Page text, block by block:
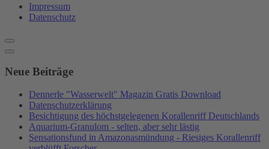
Impressum
Datenschutz
Neue Beiträge
Dennerle "Wasserwelt" Magazin Gratis Download
Datenschutzerklärung
Besichtigung des höchstgelegenen Korallenriff Deutschlands
Aquarium-Granulom - selten, aber sehr lästig
Sensationsfund in Amazonasmündung - Riesiges Korallenriff